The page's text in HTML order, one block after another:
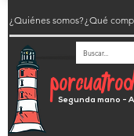
Segunda mano -
¿Quiénes somos?¿Qué